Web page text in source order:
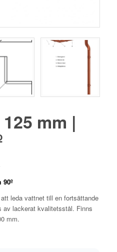
mm |
leda vattnet till en fortsättande
av lackerat kvalitetsstål. Finns
mm.